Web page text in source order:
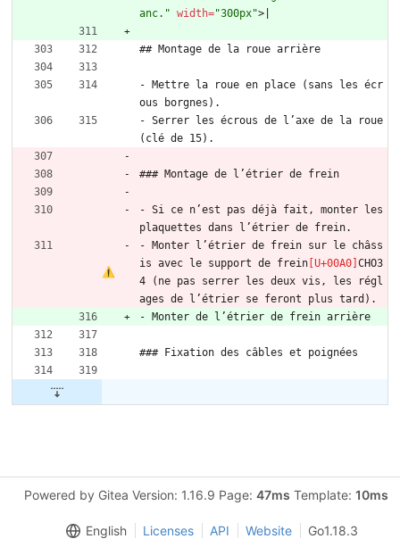
anc." width="300px">
## Montage de la roue arrière
- Mettre la roue en place (sans les écr
ous borgnes).
- Serrer les écrous de l’axe de la roue
(clé de 15).
### Montage de l’étrier de frein
- Si ce n’est pas déjà fait, monter les
plaquettes dans l’étrier de frein.
- Monter l’étrier de frein sur le châss
is avec le support de frein
CHO3
4 (ne pas serrer les deux vis, les régl
ages de l’étrier se feront plus tard).
- Monter de l’étrier de frein arrière
### Fixation des câbles et poignées
Powered by Gitea Version: 1.16.9 Page: 47ms Template: 10ms
English Licenses API Website Go1.18.3